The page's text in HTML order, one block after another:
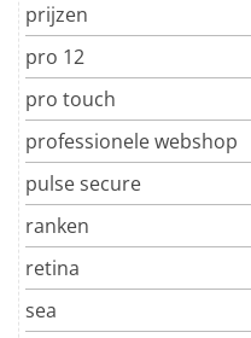
prijzen
pro 12
pro touch
professionele webshop
pulse secure
ranken
retina
sea